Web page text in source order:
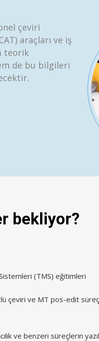
çeviri
araçları ve iş
teorik
de bu bilgileri
bekliyor?
(TMS) eğitimleri
çeviri ve MT pos-edit
ve benzeri süreçlerin